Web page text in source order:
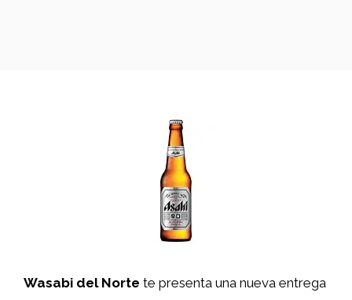
Wasabi del Norte te presenta una nueva entrega